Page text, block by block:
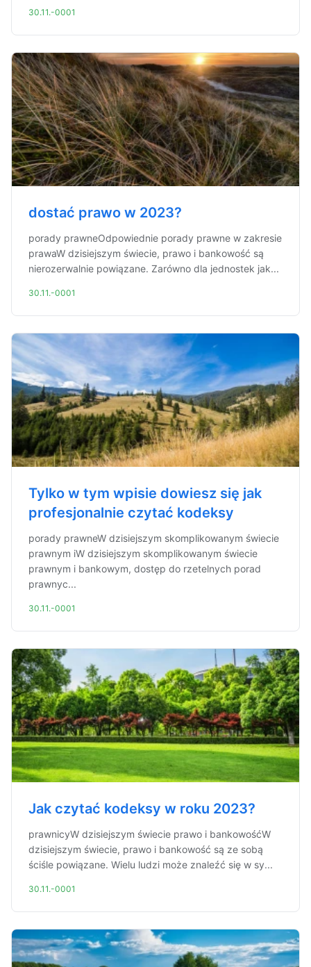
30.11.-0001
dostać prawo w 2023?
porady prawneOdpowiednie porady prawne w zakresie
prawaW dzisiejszym świecie, prawo i bankowość są
nierozerwalnie powiązane. Zarówno dla jednostek jak...
30.11.-0001
Tylko w tym wpisie dowiesz się jak
profesjonalnie czytać kodeksy
porady prawneW dzisiejszym skomplikowanym świecie
prawnym iW dzisiejszym skomplikowanym świecie
prawnym i bankowym, dostęp do rzetelnych porad
prawnyc...
30.11.-0001
Jak czytać kodeksy w roku 2023?
prawnicyW dzisiejszym świecie prawo i bankowośćW
dzisiejszym świecie, prawo i bankowość są ze sobą
ściśle powiązane. Wielu ludzi może znaleźć się w sy...
30.11.-0001